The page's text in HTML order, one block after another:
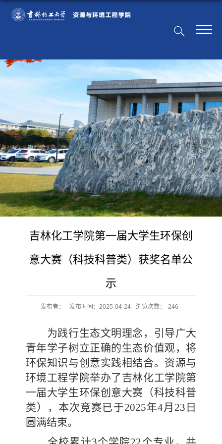
吉林化工学院第一届大学生环保创
意大赛（科技科普类）获奖名单公
示
发布者： 发布时间：2025-04-24 浏览次数： 246
为践行生态文明理念，引导广大
青年学子树立正确的生态价值观，将
环保知识与创意实践相结合。资源与
环境工程学院举办了吉林化工学院第
一届大学生环保创意大赛（科技科普
类），本次竞赛已于2025年4月23日
圆满结束。